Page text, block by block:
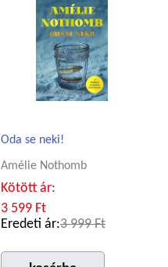
Oda se neki!
Amélie Nothomb
Kötött ár:
3 599 Ft
Eredeti ár:3 999 Ft